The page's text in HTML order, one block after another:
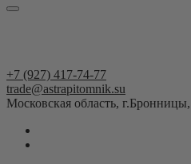
+7 (927) 417-74-77
trade@astrapitomnik.su
Московская область,